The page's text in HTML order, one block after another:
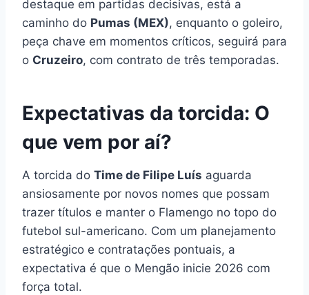
destaque em partidas decisivas, está a
caminho do Pumas (MEX), enquanto o goleiro,
peça chave em momentos críticos, seguirá para
o Cruzeiro, com contrato de três temporadas.
Expectativas da torcida: O
que vem por aí?
A torcida do Time de Filipe Luís aguarda
ansiosamente por novos nomes que possam
trazer títulos e manter o Flamengo no topo do
futebol sul-americano. Com um planejamento
estratégico e contratações pontuais, a
expectativa é que o Mengão inicie 2026 com
força total.